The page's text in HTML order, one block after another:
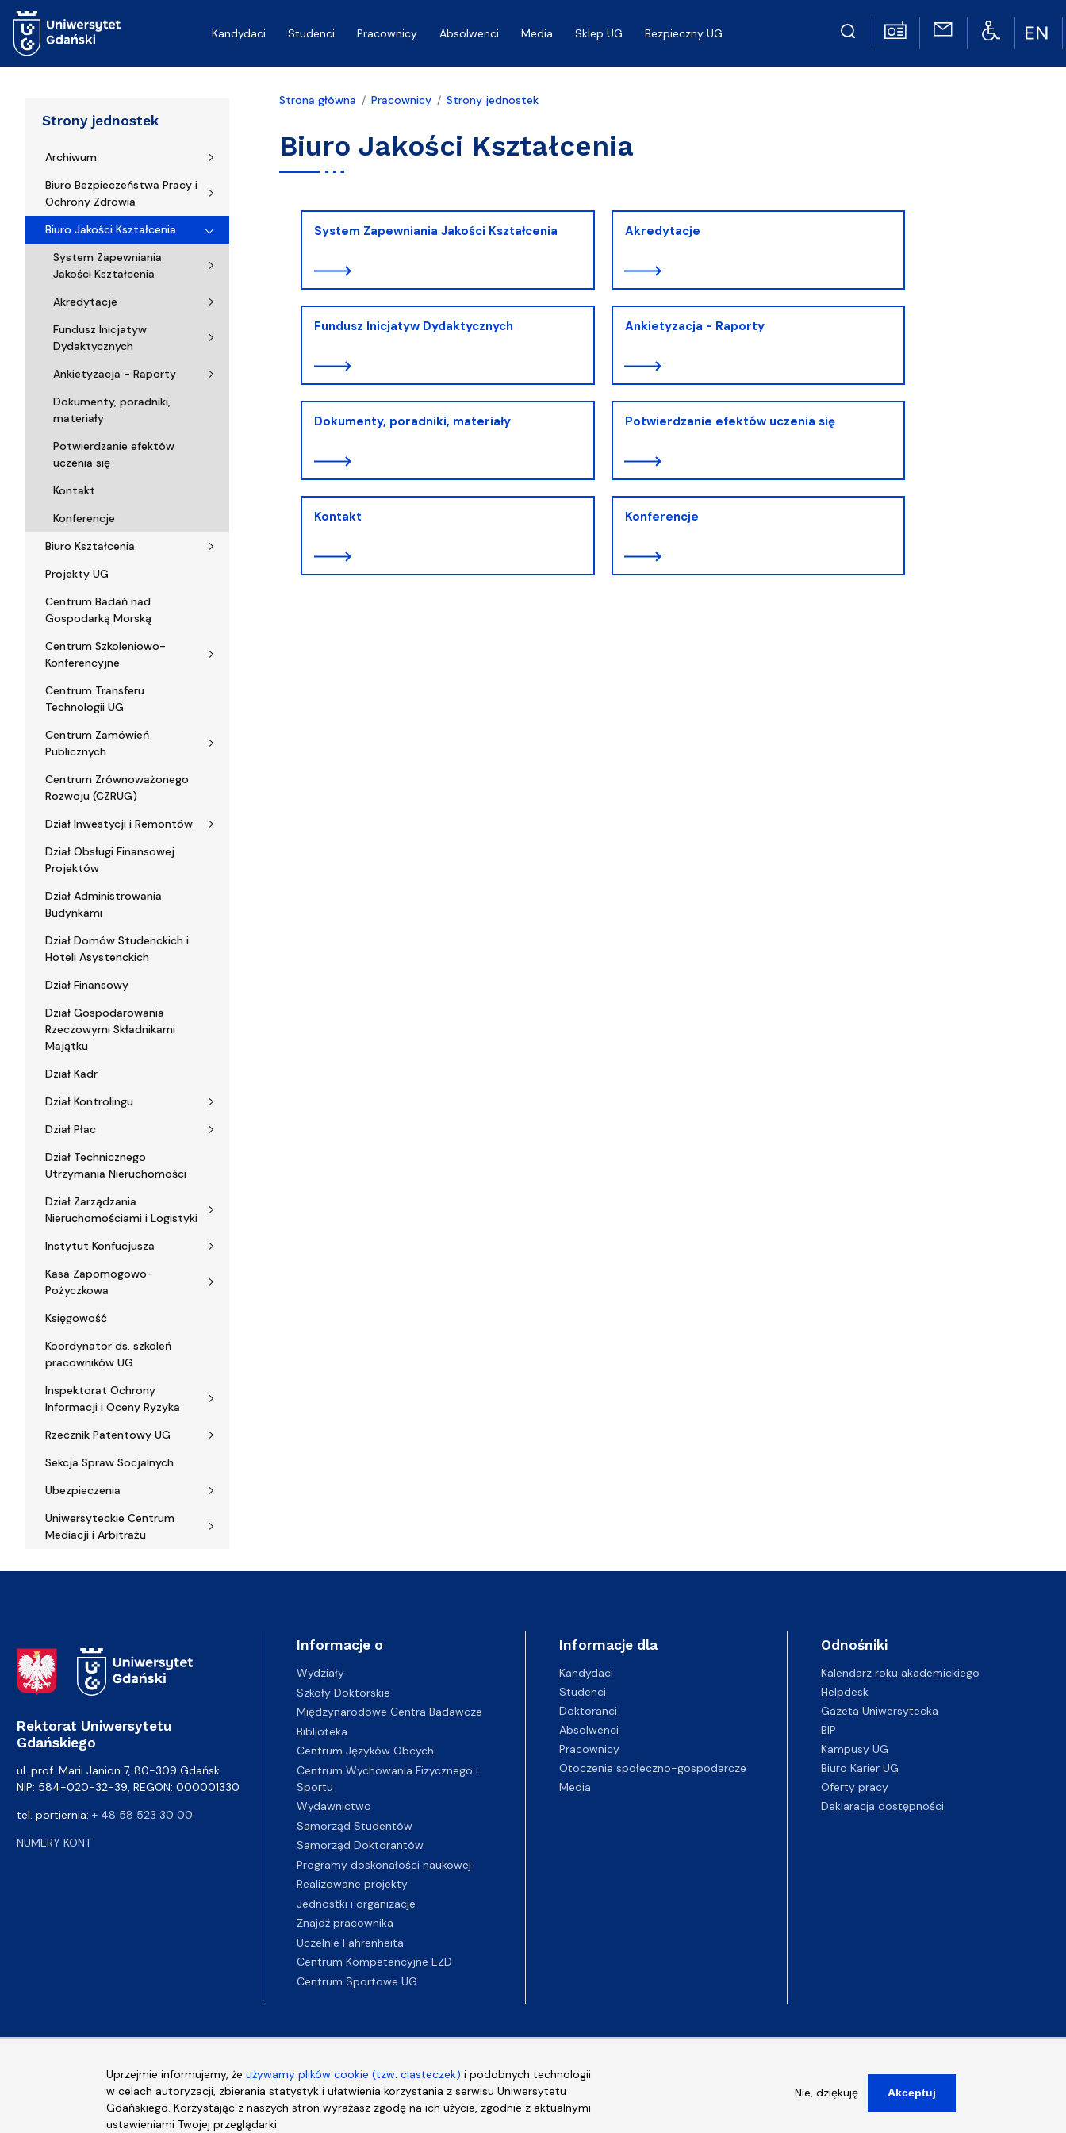
Uprzejmie informujemy, żeużywamy plików cookie (tzw. ciasteczek) i podobnych technologii
w celach autoryzacji, zbierania statystyk i ułatwienia korzystania z serwisu Uniwersytetu
Gdańskiego. Korzystając z naszych stron wyrażasz zgodę na ich użycie, zgodnie z aktualnymi
ustawieniami Twojej przeglądarki.
Nie, dziękuję Akceptuj
Kandydaci
Studenci Pracownicy Absolwenci Media Sklep UG Bezpieczny UG
Strony jednostek
Archiwum
Biuro Bezpieczeństwa Pracy i
Ochrony Zdrowia
Biuro Jakości Kształcenia
System Zapewniania
Jakości Kształcenia
Akredytacje
Fundusz Inicjatyw
Dydaktycznych
Ankietyzacja - Raporty
Dokumenty, poradniki,
materiały
Potwierdzanie efektów
uczenia się
Kontakt
Konferencje
Biuro Kształcenia
Projekty UG
Centrum Badań nad
Gospodarką Morską
Centrum Szkoleniowo-
Konferencyjne
Centrum Transferu
Technologii UG
Centrum Zamówień
Publicznych
Centrum Zrównoważonego
Rozwoju (CZRUG)
Dział Inwestycji i Remontów
Dział Obsługi Finansowej
Projektów
Dział Administrowania
Budynkami
Dział Domów Studenckich i
Hoteli Asystenckich
Dział Finansowy
Dział Gospodarowania
Rzeczowymi Składnikami
Majątku
Dział Kadr
Dział Kontrolingu
Dział Płac
Dział Technicznego
Utrzymania Nieruchomości
Dział Zarządzania
Nieruchomościami i Logistyki
Instytut Konfucjusza
Kasa Zapomogowo-
Pożyczkowa
Księgowość
Koordynator ds. szkoleń
pracowników UG
Inspektorat Ochrony
Informacji i Oceny Ryzyka
Rzecznik Patentowy UG
Sekcja Spraw Socjalnych
Ubezpieczenia
Uniwersyteckie Centrum
Mediacji i Arbitrażu
Strona główna Pracownicy Strony jednostek
Biuro Jakości Kształcenia
System Zapewniania Jakości Kształcenia Akredytacje
Fundusz Inicjatyw Dydaktycznych Ankietyzacja - Raporty
Dokumenty, poradniki, materiały Potwierdzanie efektów uczenia się
Kontakt Konferencje
Adres Rektoratu
Rektorat Uniwersytetu
Gdańskiego
ul. prof. Marii Janion 7, 80-309 Gdańsk
NIP: 584-020-32-39, REGON: 000001330
tel. portiernia: + 48 58 523 30 00
NUMERY KONT
Informacje o
Wydziały
Szkoły Doktorskie
Międzynarodowe Centra Badawcze
Biblioteka
Centrum Języków Obcych
Centrum Wychowania Fizycznego i
Sportu
Wydawnictwo
Samorząd Studentów
Samorząd Doktorantów
Programy doskonałości naukowej
Realizowane projekty
Jednostki i organizacje
Znajdź pracownika
Uczelnie Fahrenheita
Centrum Kompetencyjne EZD
Centrum Sportowe UG
Informacje dla
Kandydaci
Studenci
Doktoranci
Absolwenci
Pracownicy
Otoczenie społeczno-gospodarcze
Media
Odnośniki
Kalendarz roku akademickiego
Helpdesk
Gazeta Uniwersytecka
BIP
Kampusy UG
Biuro Karier UG
Oferty pracy
Deklaracja dostępności